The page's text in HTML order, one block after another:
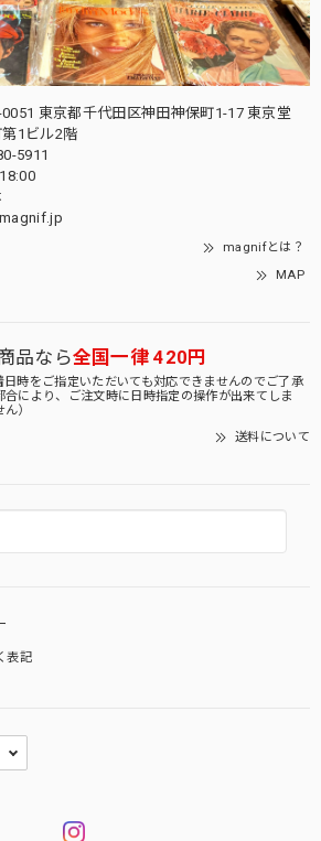
0051 東京都千代田区神田神保町1-17 東京堂
1ビル2階
5911
magnifとは？
MAP
品なら全国一律 420円
時をご指定いただいても対応できませんのでご了承
合により、ご注文時に日時指定の操作が出来てしま
）
送料について
表記